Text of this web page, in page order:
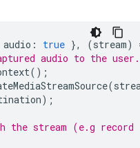
audio : true }, (stream)
audio to the user.
();
(
);
the stream (e.g